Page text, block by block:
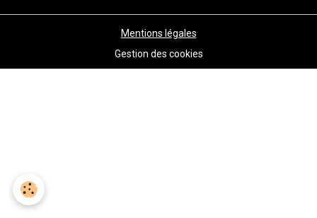
Mentions légales
Gestion des cookies